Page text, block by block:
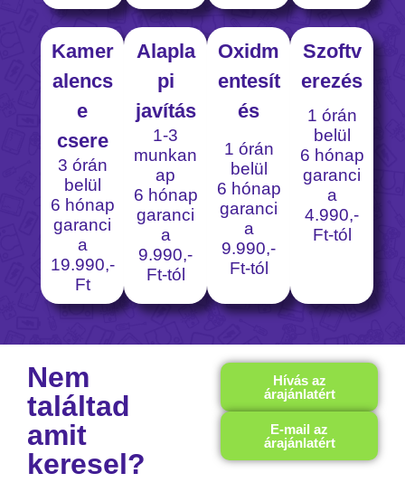
Kamer
alencs
e
csere
3 órán
belül
6 hónap
garanci
a
19.990,-
Ft
Alapla
pi
javítás
1-3
munkan
ap
6 hónap
garanci
a
9.990,-
Ft-tól
Oxidm
entesít
és
1 órán
belül
6 hónap
garanci
a
9.990,-
Ft-tól
Szoftv
erezés
1 órán
belül
6 hónap
garanci
a
4.990,-
Ft-tól
Nem
találtad
amit
keresel?
Hívás az
árajánlatért
E-mail az
árajánlatért